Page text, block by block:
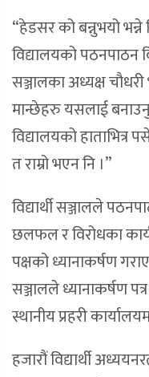
“हेडसर को बन्नुभयो भन्ने
विद्यालयको पठनपाठन
सञ्जालका अध्यक्ष
मान्छेहरु यसलाई बनाउनु
विद्यालयको हाताभित्र
त राम्रो भएन नि ।”
विद्यार्थी सञ्जालले
छलफल र विरोधका
पक्षको ध्यानाकर्षण
सञ्जालले ध्यानाकर्षण
स्थानीय प्रहरी
हजारौं विद्यार्थी